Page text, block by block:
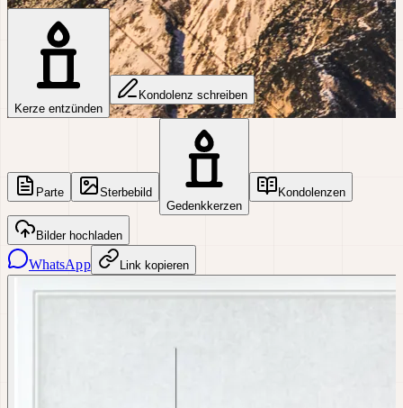
Kerze entzünden
Kondolenz schreiben
Parte
Sterbebild
Gedenkkerzen
Kondolenzen
Bilder hochladen
WhatsApp Link kopieren